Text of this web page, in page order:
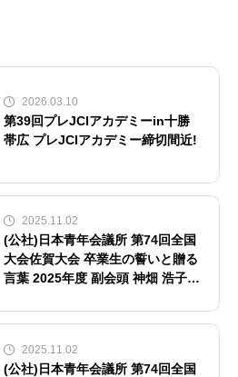
2026.03.10
第39回プレJCIアカデミーin十勝
帯広 プレJCIアカデミー締切間近!
2025.11.02
(公社)日本青年会議所 第74回全国
大会佐賀大会 卒業生の誓いと贈る
言葉 2025年度 副会頭 神畑 浩子
2025.11.02
(公社)日本青年会議所 第74回全国